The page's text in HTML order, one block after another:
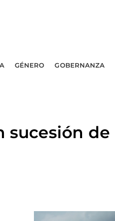
GÉNERO GOBERNANZA
sucesión de